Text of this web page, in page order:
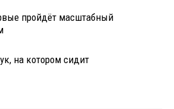
пройдёт масштабный
на котором сидит